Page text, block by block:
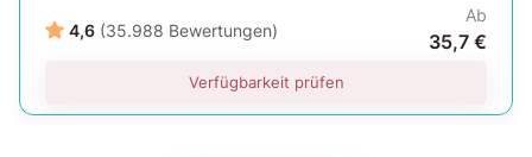
4,6 (35.988 Bewertungen)
Ab
35,7 €
Verfügbarkeit prüfen